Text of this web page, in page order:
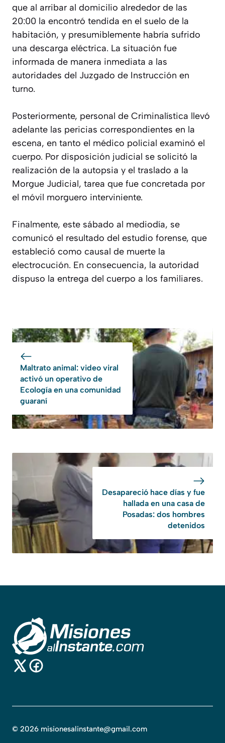
que al arribar al domicilio alrededor de las
20:00 la encontró tendida en el suelo de la
habitación, y presumiblemente habría sufrido
una descarga eléctrica. La situación fue
informada de manera inmediata a las
autoridades del Juzgado de Instrucción en
turno.
Posteriormente, personal de Criminalística llevó
adelante las pericias correspondientes en la
escena, en tanto el médico policial examinó el
cuerpo. Por disposición judicial se solicitó la
realización de la autopsia y el traslado a la
Morgue Judicial, tarea que fue concretada por
el móvil morguero interviniente.
Finalmente, este sábado al mediodía, se
comunicó el resultado del estudio forense, que
estableció como causal de muerte la
electrocución. En consecuencia, la autoridad
dispuso la entrega del cuerpo a los familiares.
Maltrato animal: video viral
activó un operativo de
Ecología en una comunidad
guaraní
Desapareció hace días y fue
hallada en una casa de
Posadas: dos hombres
detenidos
© 2026 misionesalinstante@gmail.com